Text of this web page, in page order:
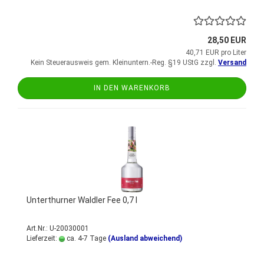
28,50 EUR
40,71 EUR pro Liter
Kein Steuerausweis gem. Kleinuntern.-Reg. §19 UStG zzgl. Versand
IN DEN WARENKORB
Unterthurner Waldler Fee 0,7 l
Art.Nr.: U-20030001
Lieferzeit:
ca. 4-7 Tage (Ausland abweichend)